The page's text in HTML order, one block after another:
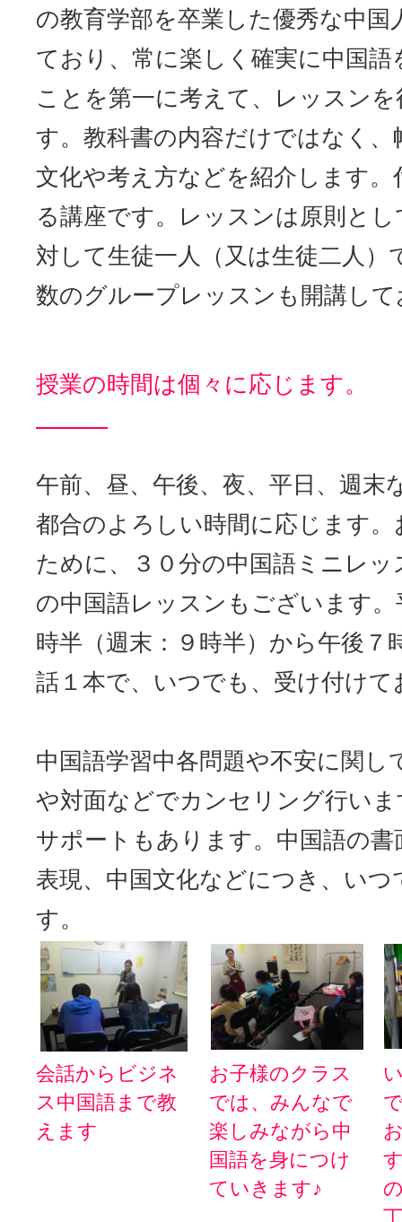
の教育学部を卒業した優秀な中国
ており、常に楽しく確実に中国語
ことを第一に考えて、レッスン
す。教科書の内容だけではなく、
文化や考え方などを紹介します。
る講座です。レッスンは原則と
対して生徒一人（又は生徒二人）
数のグループレッスンも開講し
授業の時間は個々に応じます。
午前、昼、午後、夜、平日、週末
都合のよろしい時間に応じます
ために、３０分の中国語ミニレッ
の中国語レッスンもございます。
時半（週末：９時半）から午後７
話１本で、いつでも、受け付けて
中国語学習中各問題や不安に関し
や対面などでカンセリング行い
サポートもあります。中国語の書
表現、中国文化などにつき、いつ
す。
会話からビジネ
ス中国語まで教
えます
お子様のクラス
では、みんなで
楽しみながら中
国語を身につけ
ていきます♪